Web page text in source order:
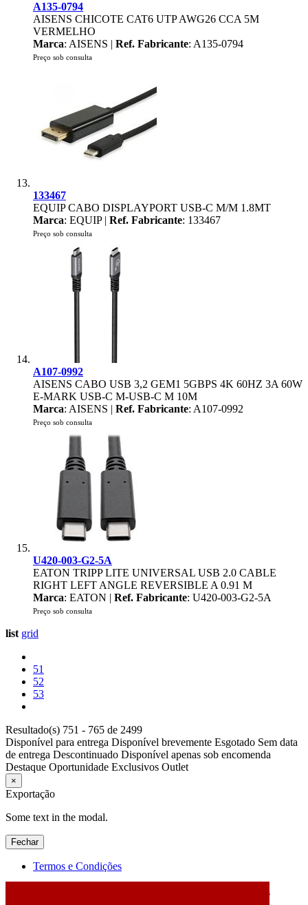
A135-0794
AISENS CHICOTE CAT6 UTP AWG26 CCA 5M
VERMELHO
Marca: AISENS | Ref. Fabricante: A135-0794
Preço sob consulta
133467
EQUIP CABO DISPLAYPORT USB-C M/M 1.8MT
Marca: EQUIP | Ref. Fabricante: 133467
Preço sob consulta
A107-0992
AISENS CABO USB 3,2 GEM1 5GBPS 4K 60HZ 3A 60W
E-MARK USB-C M-USB-C M 10M
Marca: AISENS | Ref. Fabricante: A107-0992
Preço sob consulta
U420-003-G2-5A
EATON TRIPP LITE UNIVERSAL USB 2.0 CABLE
RIGHT LEFT ANGLE REVERSIBLE A 0.91 M
Marca: EATON | Ref. Fabricante: U420-003-G2-5A
Preço sob consulta
list grid
51
52
53
Resultado(s) 751 - 765 de 2499
Disponível para entrega Disponível brevemente Esgotado Sem data
de entrega Descontinuado Disponível apenas sob encomenda
Destaque Oportunidade Exclusivos Outlet
×
Exportação
Some text in the modal.
Fechar
Termos e Condições